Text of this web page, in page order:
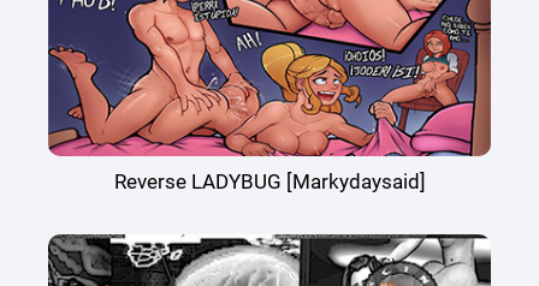
Reverse LADYBUG [Markydaysaid]